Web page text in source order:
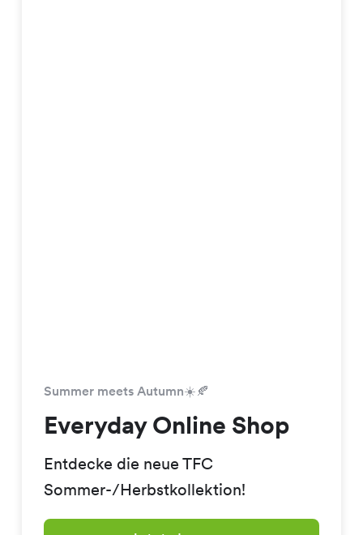
Summer meets Autumn☀️🍂
Everyday Online Shop
Entdecke die neue TFC
Sommer-/Herbstkollektion!